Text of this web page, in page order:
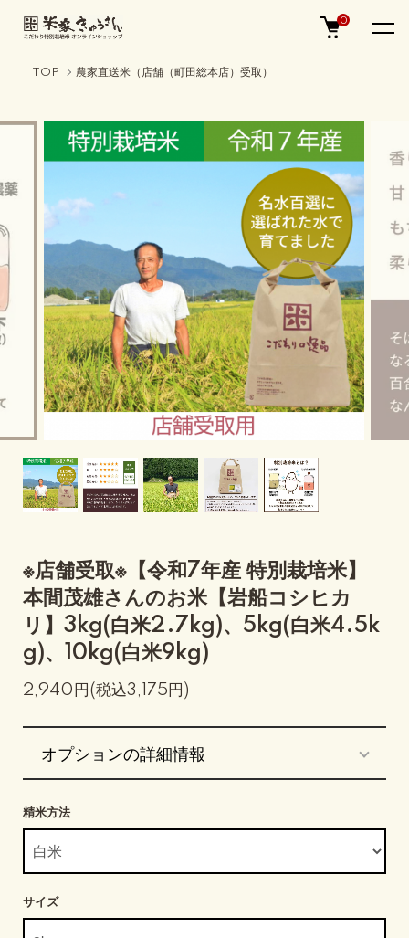
0
TOP 農家直送米（店舗（町田総本店）受取）
※店舗受取※【令和7年産 特別栽培米】
本間茂雄さんのお米【岩船コシヒカ
リ】3kg(白米2.7kg)、5kg(白米4.5k
g)、10kg(白米9kg)
2,940円(税込3,175円)
オプションの詳細情報
精米方法
サイズ